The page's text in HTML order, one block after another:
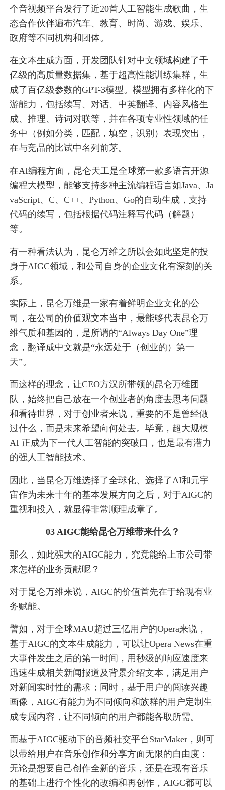
个音视频平台发行了近20首人工智能生成歌曲，生
态合作伙伴遍布汽车、教育、时尚、游戏、娱乐、
政府等不同机构和团体。
在文本生成方面，开发团队针对中文领域构建了千
亿级的高质量数据集，基于超高性能训练集群，生
成了百亿级参数的GPT-3模型。模型拥有多样化的下
游能力，包括续写、对话、中英翻译、内容风格生
成、推理、诗词对联等，并在各项专业性领域的任
务中（例如分类，匹配，填空，识别）表现突出，
在与竞品的比试中名列前茅。
在AI编程方面，昆仑天工是全球第一款多语言开源
编程大模型，能够支持多种主流编程语言如Java、Ja
vaScript、C、C++、Python、Go的自动生成，支持
代码的续写，包括根据代码注释写代码（解题）
等。
有一种看法认为，昆仑万维之所以会如此坚定的投
身于AIGC领域，和公司自身的企业文化有深刻的关
系。
实际上，昆仑万维是一家有着鲜明企业文化的公
司，在公司的价值观文本当中，最能够代表昆仑万
维气质和基因的，是所谓的“Always Day One”理
念，翻译成中文就是“永远处于（创业的）第一
天”。
而这样的理念，让CEO方汉所带领的昆仑万维团
队，始终把自己放在一个创业者的角度去思考问题
和看待世界，对于创业者来说，重要的不是曾经做
过什么，而是未来希望向何处去。毕竟，超大规模
AI 正成为下一代人工智能的突破口，也是最有潜力
的强人工智能技术。
因此，当昆仑万维选择了全球化、选择了AI和元宇
宙作为未来十年的基本发展方向之后，对于AIGC的
重视和投入，就显得非常顺理成章了。
03 AIGC能给昆仑万维带来什么？
那么，如此强大的AIGC能力，究竟能给上市公司带
来怎样的业务贡献呢？
对于昆仑万维来说，AIGC的价值首先在于给现有业
务赋能。
譬如，对于全球MAU超过三亿用户的Opera来说，
基于AIGC的文本生成能力，可以让Opera News在重
大事件发生之后的第一时间，用秒级的响应速度来
迅速生成相关新闻报道及背景介绍文本，满足用户
对新闻实时性的需求；同时，基于用户的阅读兴趣
画像，AIGC有能力为不同倾向和族群的用户定制生
成专属内容，让不同倾向的用户都能各取所需。
而基于AIGC驱动下的音频社交平台StarMaker，则可
以带给用户在音乐创作和分享方面无限的自由度：
无论是想要自己创作全新的音乐，还是在现有音乐
的基础上进行个性化的改编和再创作，AIGC都可以